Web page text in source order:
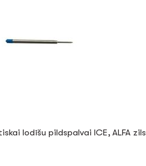
lodīšu pildspalvai ICE, ALFA zils